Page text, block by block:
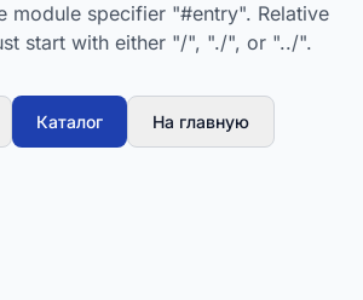
module specifier "#entry". Relative
start with either "/", "./", or "../".
Каталог На главную